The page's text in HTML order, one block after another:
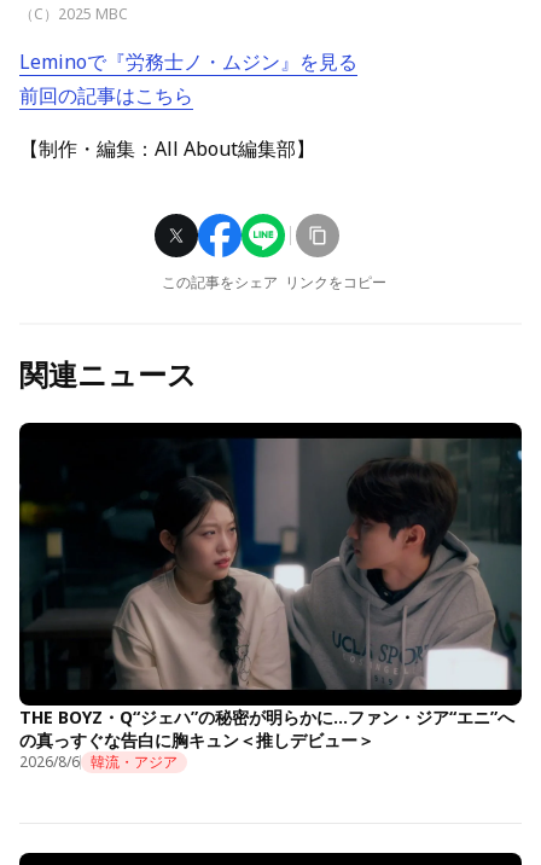
（C）2025 MBC
Leminoで『労務士ノ・ムジン』を見る
前回の記事はこちら
【制作・編集：All About編集部】
この記事をシェア リンクをコピー
関連ニュース
THE BOYZ・Q“ジェハ”の秘密が明らかに…ファン・ジア“エニ”へ
の真っすぐな告白に胸キュン＜推しデビュー＞
2026/8/6 韓流・アジア